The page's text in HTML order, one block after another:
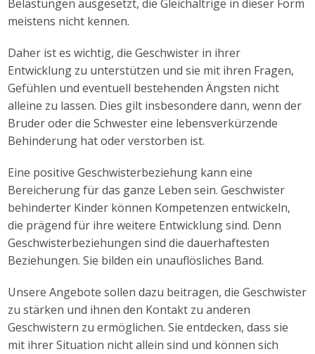
Belastungen ausgesetzt, die Gleichaltrige in dieser Form
meistens nicht kennen.
Daher ist es wichtig, die Geschwister in ihrer
Entwicklung zu unterstützen und sie mit ihren Fragen,
Gefühlen und eventuell bestehenden Ängsten nicht
alleine zu lassen. Dies gilt insbesondere dann, wenn der
Bruder oder die Schwester eine lebensverkürzende
Behinderung hat oder verstorben ist.
Eine positive Geschwisterbeziehung kann eine
Bereicherung für das ganze Leben sein. Geschwister
behinderter Kinder können Kompetenzen entwickeln,
die prägend für ihre weitere Entwicklung sind. Denn
Geschwisterbeziehungen sind die dauerhaftesten
Beziehungen. Sie bilden ein unauflösliches Band.
Unsere Angebote sollen dazu beitragen, die Geschwister
zu stärken und ihnen den Kontakt zu anderen
Geschwistern zu ermöglichen. Sie entdecken, dass sie
mit ihrer Situation nicht allein sind und können sich